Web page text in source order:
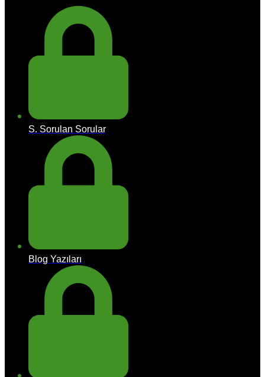
S. Sorulan Sorular
Blog Yazıları